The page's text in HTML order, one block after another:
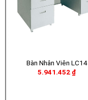
Bàn Nhân Viên LC14
5.941.452 ₫